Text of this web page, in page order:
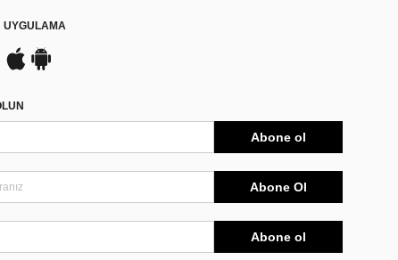
UYGULAMA
Abone ol
Abone Ol
Abone ol